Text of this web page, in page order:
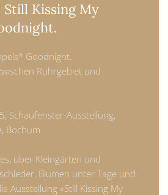
Still Kissing My
Goodnight.
Ruhrgebiet und
Schaufenster-Ausstellung,
Bochum
über Kleingärten und
Blumen unter Tage und
Ausstellung «Still Kissing My